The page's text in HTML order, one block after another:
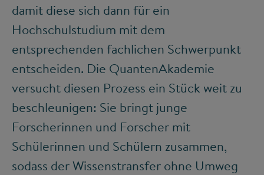
damit diese sich dann für ein
Hochschulstudium mit dem
entsprechenden fachlichen Schwerpunkt
entscheiden. Die QuantenAkademie
versucht diesen Prozess ein Stück weit zu
beschleunigen: Sie bringt junge
Forscherinnen und Forscher mit
Schülerinnen und Schülern zusammen,
sodass der Wissenstransfer ohne Umweg